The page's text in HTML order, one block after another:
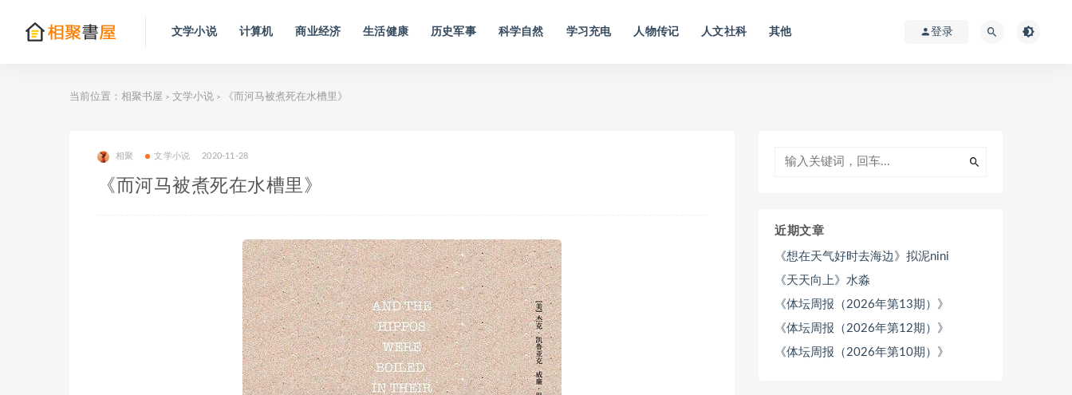
文学小说 计算机 商业经济 生活健康 历史军事 科学自然 学习充电 人物传记 人文社科 其他 登录
当前位置： 相聚书屋 > 文学小说 > 《而河马被煮死在水槽里》
相聚 文学小说 2020-11-28
《而河马被煮死在水槽里》
近期文章
《想在天气好时去海边》拟泥nini
《天天向上》水淼
《体坛周报（2026年第13期）》
《体坛周报（2026年第12期）》
《体坛周报（2026年第10期）》